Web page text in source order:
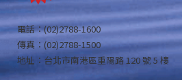
電話：(02)2788-1600
傳真：(02)2788-1500
地址：台北市南港區重陽路 120 號 5 樓